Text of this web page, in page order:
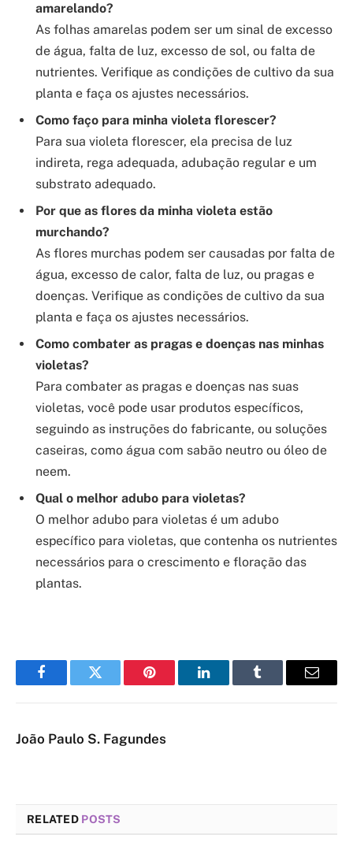
amarelando?
As folhas amarelas podem ser um sinal de excesso
de água, falta de luz, excesso de sol, ou falta de
nutrientes. Verifique as condições de cultivo da sua
planta e faça os ajustes necessários.
Como faço para minha violeta florescer?
Para sua violeta florescer, ela precisa de luz
indireta, rega adequada, adubação regular e um
substrato adequado.
Por que as flores da minha violeta estão
murchando?
As flores murchas podem ser causadas por falta de
água, excesso de calor, falta de luz, ou pragas e
doenças. Verifique as condições de cultivo da sua
planta e faça os ajustes necessários.
Como combater as pragas e doenças nas minhas
violetas?
Para combater as pragas e doenças nas suas
violetas, você pode usar produtos específicos,
seguindo as instruções do fabricante, ou soluções
caseiras, como água com sabão neutro ou óleo de
neem.
Qual o melhor adubo para violetas?
O melhor adubo para violetas é um adubo
específico para violetas, que contenha os nutrientes
necessários para o crescimento e floração das
plantas.
FacebookTwitter Pinterest LinkedInTumblr Email
João Paulo S. Fagundes
RELATED POSTS